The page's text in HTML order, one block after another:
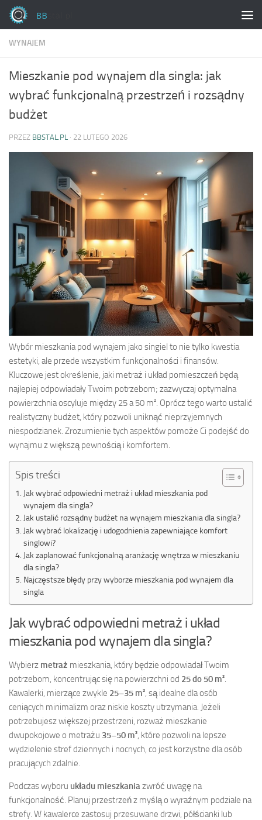
Skip to content
WYNAJEM
Mieszkanie pod wynajem dla singla: jak
wybrać funkcjonalną przestrzeń i rozsądny
budżet
PRZEZ BBSTAL.PL · 22 LUTEGO 2026
Wybór mieszkania pod wynajem jako singiel to nie tylko kwestia
estetyki, ale przede wszystkim funkcjonalności i finansów.
Kluczowe jest określenie, jaki metraż i układ pomieszczeń będą
najlepiej odpowiadały Twoim potrzebom; zazwyczaj optymalna
powierzchnia oscyluje między 25 a 50 m². Oprócz tego warto ustalić
realistyczny budżet, który pozwoli uniknąć nieprzyjemnych
niespodzianek. Zrozumienie tych aspektów pomoże Ci podejść do
wynajmu z większą pewnością i komfortem.
Spis treści
Jak wybrać odpowiedni metraż i układ mieszkania pod
wynajem dla singla?
Jak ustalić rozsądny budżet na wynajem mieszkania dla singla?
Jak wybrać lokalizację i udogodnienia zapewniające komfort
singlowi?
Jak zaplanować funkcjonalną aranżację wnętrza w mieszkaniu
dla singla?
Najczęstsze błędy przy wyborze mieszkania pod wynajem dla
singla
Jak wybrać odpowiedni metraż i układ
mieszkania pod wynajem dla singla?
Wybierz metraż mieszkania, który będzie odpowiadał Twoim
potrzebom, koncentrując się na powierzchni od 25 do 50 m²
Kawalerki, mierzące zwykle 25–35 m² , są idealne dla osób
ceniących minimalizm oraz niskie koszty utrzymania. Jeżeli
potrzebujesz większej przestrzeni, rozważ mieszkanie
dwupokojowe o metrażu 35–50 m² , które pozwoli na lepsze
wydzielenie stref dziennych i nocnych, co jest korzystne dla osób
pracujących zdalnie.
Podczas wyboru układu mieszkania zwróć uwagę na
funkcjonalność. Planuj przestrzeń z myślą o wyraźnym podziale na
strefy. W kawalerce zastosuj przesuwane drzwi, półścianki lub